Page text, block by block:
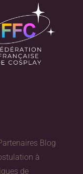
Blog
à
de